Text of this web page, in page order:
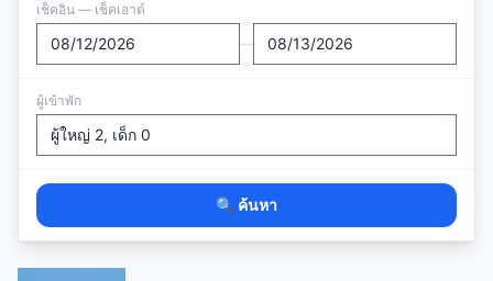
เช็คอิน — เช็คเอาต์
—
ผู้เข้าพัก
🔍 ค้นหา